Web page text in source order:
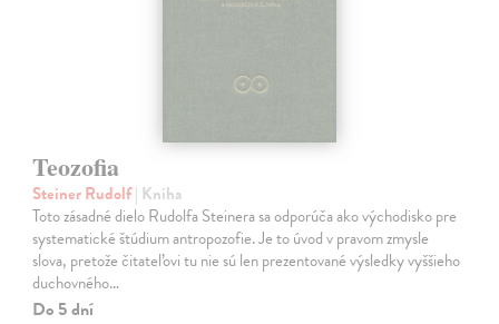
Teozofia
Steiner Rudolf| Kniha
Toto zásadné dielo Rudolfa Steinera sa odporúča ako východisko pre
systematické štúdium antropozofie. Je to úvod v pravom zmysle
slova, pretože čitateľovi tu nie sú len prezentované výsledky vyššieho
duchovného…
Do 5 dní